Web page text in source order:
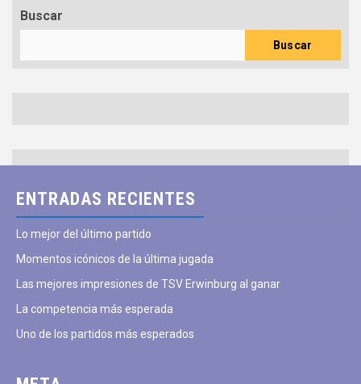
Buscar
Buscar
ENTRADAS RECIENTES
Lo mejor del último partido
Momentos icónicos de la última jugada
Las mejores impresiones de TSV Erwinburg al ganar
La competencia más esperada
Uno de los partidos más esperados